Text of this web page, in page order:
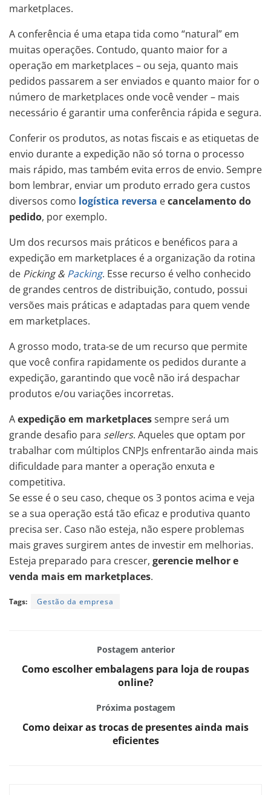
marketplaces.
A conferência é uma etapa tida como “natural” em
muitas operações. Contudo, quanto maior for a
operação em marketplaces – ou seja, quanto mais
pedidos passarem a ser enviados e quanto maior for o
número de marketplaces onde você vender – mais
necessário é garantir uma conferência rápida e segura.
Conferir os produtos, as notas fiscais e as etiquetas de
envio durante a expedição não só torna o processo
mais rápido, mas também evita erros de envio. Sempre
bom lembrar, enviar um produto errado gera custos
diversos como logística reversa ecancelamento do
pedido, por exemplo.
Um dos recursos mais práticos e benéficos para a
expedição em marketplaces é a organização da rotina
de Picking & Packing. Esse recurso é velho conhecido
de grandes centros de distribuição, contudo, possui
versões mais práticas e adaptadas para quem vende
em marketplaces.
A grosso modo, trata-se de um recurso que permite
que você confira rapidamente os pedidos durante a
expedição, garantindo que você não irá despachar
produtos e/ou variações incorretas.
Aexpedição em marketplacessempre será um
grande desafio para sellers. Aqueles que optam por
trabalhar com múltiplos CNPJs enfrentarão ainda mais
dificuldade para manter a operação enxuta e
competitiva.
Se esse é o seu caso, cheque os 3 pontos acima e veja
se a sua operação está tão eficaz e produtiva quanto
precisa ser. Caso não esteja, não espere problemas
mais graves surgirem antes de investir em melhorias.
Esteja preparado para crescer, gerencie melhor e
venda mais em marketplaces.
Tags: Gestão da empresa
Postagem anterior
Como escolher embalagens para loja de roupas
online?
Próxima postagem
Como deixar as trocas de presentes ainda mais
eficientes